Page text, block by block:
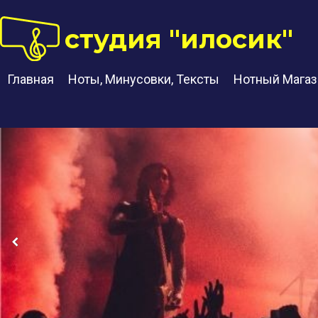
Главная Ноты, Минусовки, Тексты Нотный
студия "илосик"